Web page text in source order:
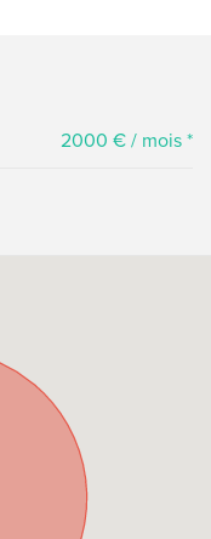
2000 € / mois *